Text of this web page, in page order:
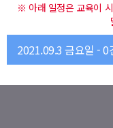
※ 아래 일정은 교육이
2021.09.3 금요일 - 0